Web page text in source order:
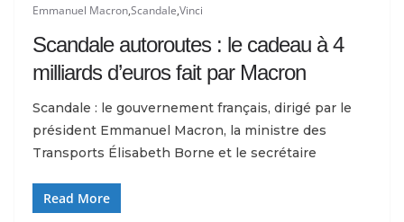
Emmanuel Macron,Scandale,Vinci
Scandale autoroutes : le cadeau à 4
milliards d’euros fait par Macron
Scandale : le gouvernement français, dirigé par le
président Emmanuel Macron, la ministre des
Transports Élisabeth Borne et le secrétaire
Read More